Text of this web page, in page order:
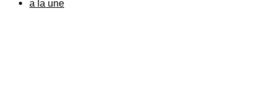
a la une